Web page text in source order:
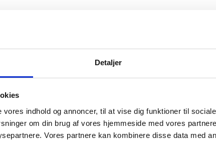
Detaljer
indhold og annoncer, til at vise dig funktioner til
om din brug af vores hjemmeside med vores
Vores partnere kan kombinere disse data med